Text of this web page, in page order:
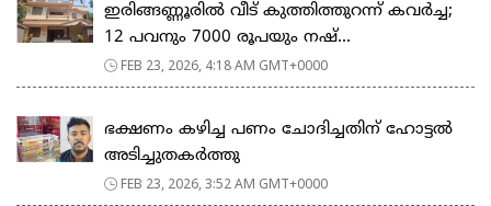
ഇരിങ്ങണ്ണൂരിൽ വീട് കുത്തിത്തുറന്ന് കവർച്ച;
12 പവനും 7000 രൂപയും നഷ്...
FEB 23, 2026, 4:18 AM GMT+0000
ഭക്ഷണം കഴിച്ച പണം ചോദിച്ചതിന് ഹോട്ടൽ
അടിച്ചുതകർത്തു
FEB 23, 2026, 3:52 AM GMT+0000